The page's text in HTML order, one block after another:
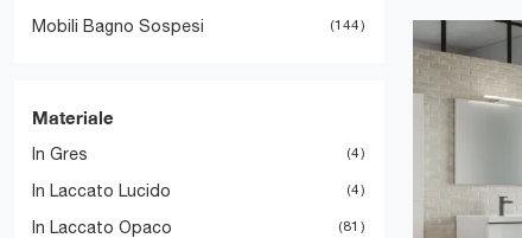
Mobili Bagno Sospesi 144
Materiale
In Gres 4
In Laccato Lucido 4
In Laccato Opaco 81